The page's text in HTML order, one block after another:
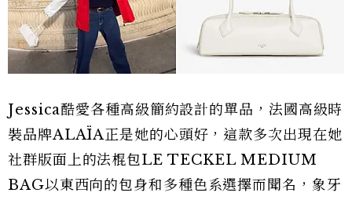
Jessica酷愛各種高級簡約設計的單品，法國高級時
裝品牌ALAÏA正是她的心頭好，這款多次出現在她
社群版面上的法棍包LE TECKEL MEDIUM
BAG以東西向的包身和多種色系選擇而聞名，象牙